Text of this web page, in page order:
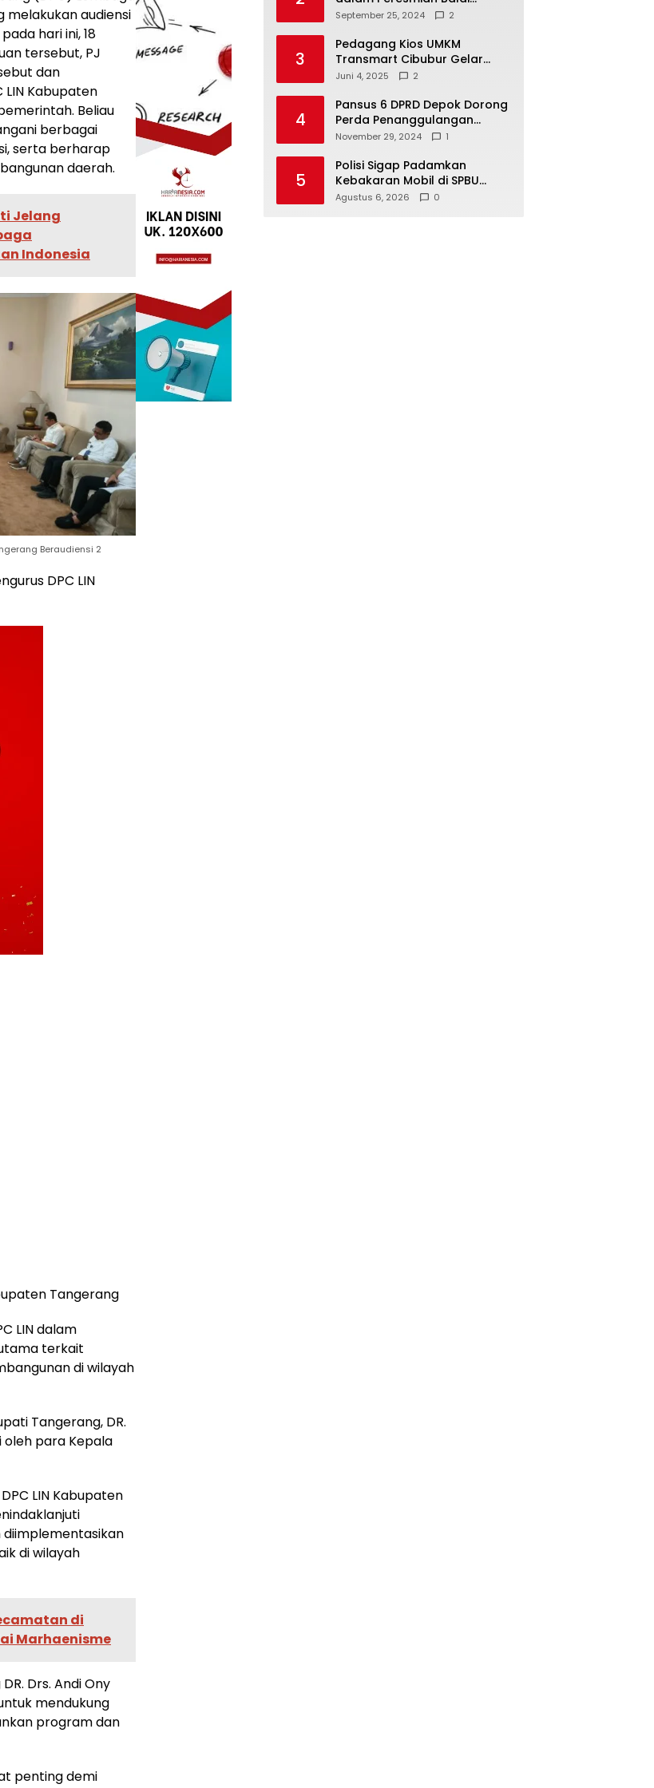
melakukan audiensi
hari ini, 18
tersebut, PJ
dan
Kabupaten
Beliau
berbagai
serta berharap
daerah.
Jelang
Indonesia
Beraudiensi 2
DPC LIN
Tangerang
LIN dalam
terkait
di wilayah
Tangerang, DR.
oleh para Kepala
LIN Kabupaten
di wilayah
di
Marhaenisme
Drs. Andi Ony
mendukung
program dan
penting demi
Warga di Sukamaju : Wadah
Aspirasi Masyarakat
September 25, 2024 2
3
Pedagang Kios UMKM
Transmart Cibubur Gelar
Family Gathering di Cisarua,
Kekompakan
Juni 4, 2025 2
4
Pansus 6 DPRD Depok Dorong
Perda Penanggulangan
Kebakaran untuk
November 29, 2024 1
5
Polisi Sigap Padamkan
Kebakaran Mobil di SPBU
Bulukerto, Berhasil Cegah Api
Agustus 6, 2026 0